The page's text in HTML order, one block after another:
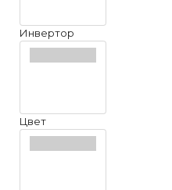
Инвертор
Цвет